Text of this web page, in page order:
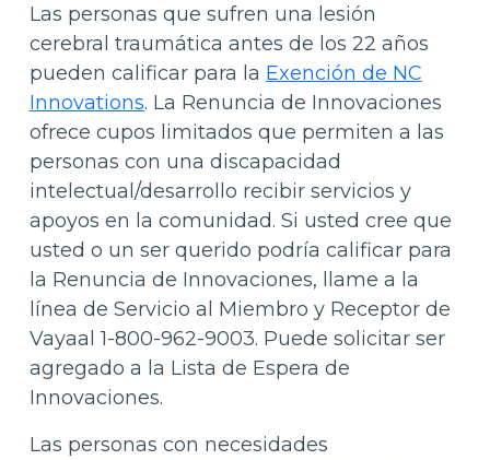
Las personas que sufren una lesión
cerebral traumática antes de los 22 años
pueden calificar para la Exención de NC
Innovations. La Renuncia de Innovaciones
ofrece cupos limitados que permiten a las
personas con una discapacidad
intelectual/desarrollo recibir servicios y
apoyos en la comunidad. Si usted cree que
usted o un ser querido podría calificar para
la Renuncia de Innovaciones, llame a la
línea de Servicio al Miembro y Receptor de
Vayaal 1-800-962-9003. Puede solicitar ser
agregado a la Lista de Espera de
Innovaciones.
Las personas con necesidades